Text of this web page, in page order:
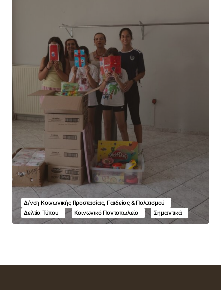
Δ/νση Κοινωνικής Προστασίας, Παιδείας & Πολιτισμού
Δελτία Τύπου
Κοινωνικό Παντοπωλείο Σημαντικά